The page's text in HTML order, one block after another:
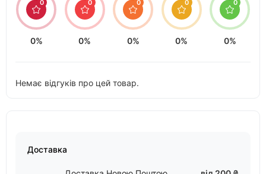
0
0%
0
0%
0
0%
0
0%
0
0%
Немає відгуків про цей товар.
Доставка